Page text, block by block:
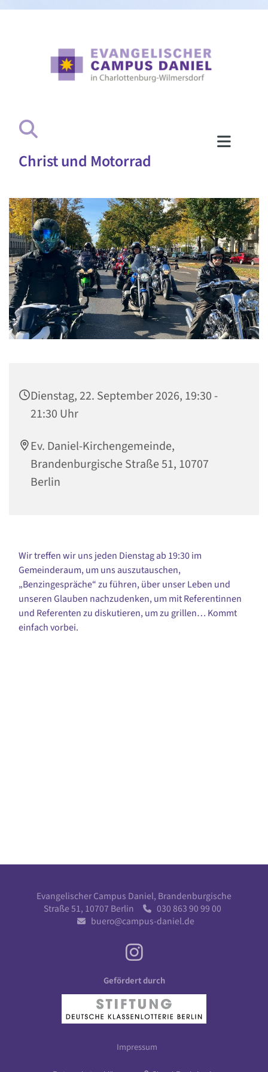
Christ und Motorrad
Dienstag, 22. September 2026, 19:30 -
21:30 Uhr
Ev. Daniel-Kirchengemeinde,
Brandenburgische Straße 51, 10707
Berlin
Wir treffen wir uns jeden Dienstag ab 19:30 im
Gemeinderaum, um uns auszutauschen,
„Benzingespräche“ zu führen, über unser Leben und
unseren Glauben nachzudenken, um mit Referentinnen
und Referenten zu diskutieren, um zu grillen… Kommt
einfach vorbei.
Evangelischer Campus Daniel, Brandenburgische
Straße 51, 10707 Berlin
030 863 90 99 00
 buero@campus-daniel.de
Gefördert durch
Impressum